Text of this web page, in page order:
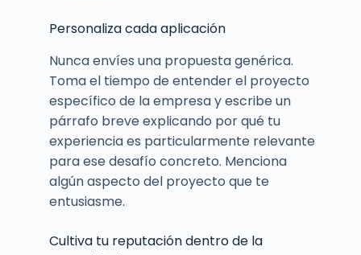
Personaliza cada aplicación
Nunca envíes una propuesta genérica.
Toma el tiempo de entender el proyecto
específico de la empresa y escribe un
párrafo breve explicando por qué tu
experiencia es particularmente relevante
para ese desafío concreto. Menciona
algún aspecto del proyecto que te
entusiasme.
Cultiva tu reputación dentro de la